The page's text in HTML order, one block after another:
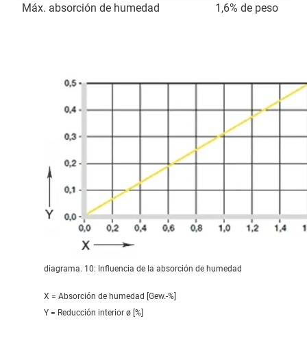
Máx. absorción de humedad
1,6% de peso
diagrama. 10: Influencia de la absorción de humedad
X = Absorción de humedad [Gew.-%]
Y = Reducción interior ø [%]